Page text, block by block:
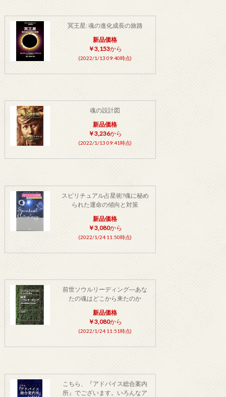
冥王星: 魂の進化成長の旅路
新品価格
￥3,153から
(2022/1/13 09:40時点)
魂の設計図
新品価格
￥3,236から
(2022/1/13 09:41時点)
スピリチュアル占星術?魂に秘め
られた運命の傾向と対策
新品価格
￥3,080から
(2022/1/24 11:50時点)
前世ソウルリーディング―あな
たの魂はどこから来たのか
新品価格
￥3,080から
(2022/1/24 11:51時点)
こちら、『アドバイス総合案内
所』でございます。いろんなア